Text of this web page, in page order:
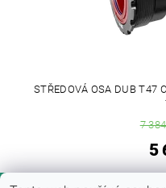
STŘEDOVÁ OSA DUB T47
7
5